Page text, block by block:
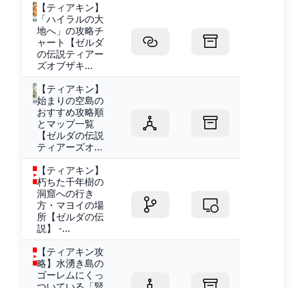
【ティアキン】
「ハイラルの大
地へ」の攻略チ
ャート【ゼルダ
の伝説ティアー
ズオブザキ...
【ティアキン】
始まりの空島の
おすすめ攻略順
とマップ一覧
【ゼルダの伝説
ティアーズオ...
【ティアキン】
朽ちた千年樹の
洞窟への行き
方・マヨイの場
所【ゼルダの伝
説】 -...
【ティアキン攻
略】水湧き島の
ゴーレムにくっ